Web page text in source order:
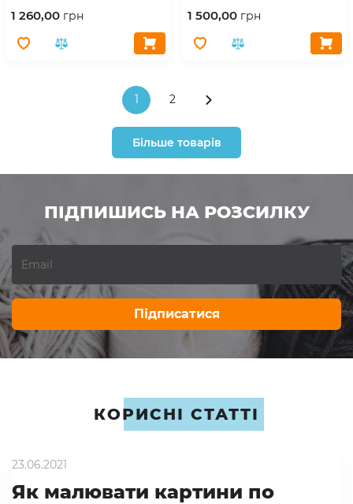
1 260,00 грн 1 500,00 грн
1 2
Більше товарів
ПІДПИШИСЬ НА РОЗСИЛКУ
Підписатися
КОРИСНІ СТАТТІ
23.06.2021
Як малювати картини по